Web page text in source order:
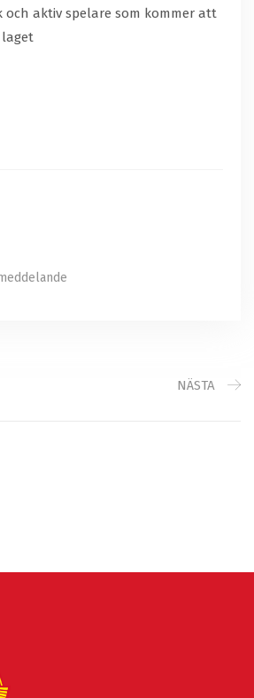
aktiv spelare som kommer att
NÄSTA